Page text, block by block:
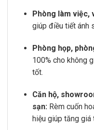
Phòng làm việc,
giúp điều tiết ánh
Phòng họp,
100% cho không
tốt.
Căn hộ,
sạn: Rèm cuốn
hiệu giúp tăng giá